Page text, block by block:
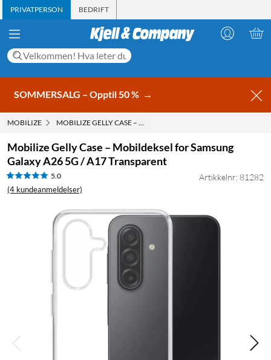
PRIVATPERSON BEDRIFT
SOMMERSALG – Opptil 50 % →
MOBILIZE MOBILIZE GELLY CASE – MOBILDEKSEL FOR SAMSUNG
Mobilize Gelly Case – Mobildeksel for Samsung
Galaxy A26 5G / A17 Transparent
5.0
(4 kundeanmeldelser)
Artikkelnr: 81282